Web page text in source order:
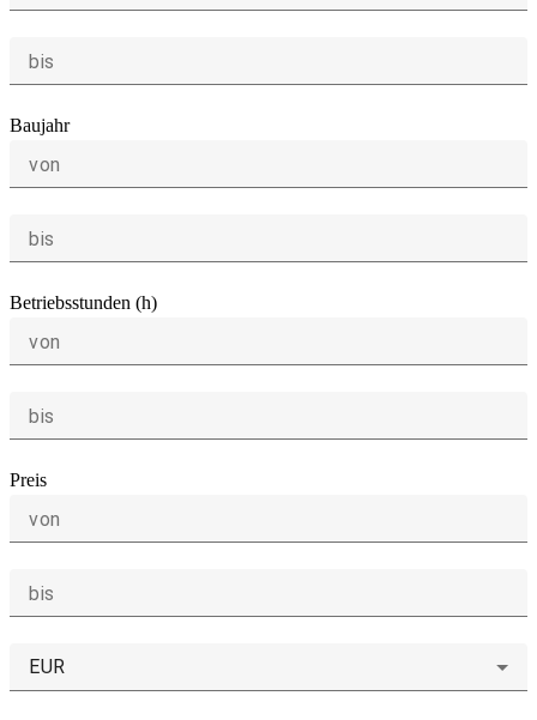
bis
Baujahr
von
bis
Betriebsstunden (h)
von
bis
Preis
von
bis
EUR